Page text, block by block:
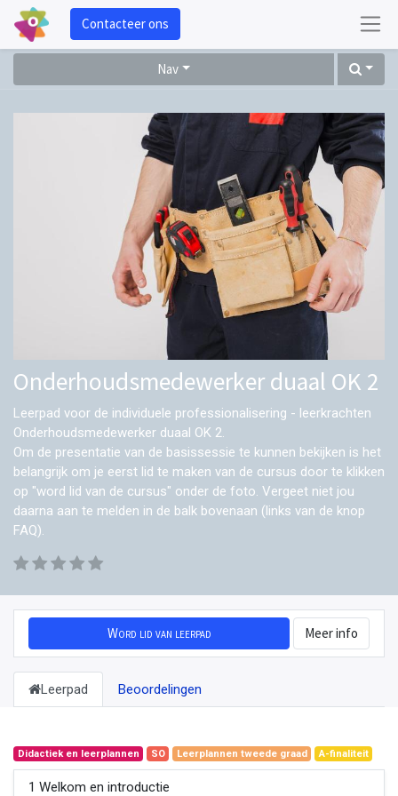
Contacteer ons
Nav
Onderhoudsmedewerker duaal OK 2
Leerpad voor de individuele professionalisering - leerkrachten
Onderhoudsmedewerker duaal OK 2.
Om de presentatie van de basissessie te kunnen bekijken is het
belangrijk om je eerst lid te maken van de cursus door te klikken
op "word lid van de cursus" onder de foto. Vergeet niet jou
daarna aan te melden in de balk bovenaan (links van de knop
FAQ).
Word lid van leerpad Meer info
Leerpad Beoordelingen
Didactiek en leerplannen SO Leerplannen tweede graad A-finaliteit
1 Welkom en introductie